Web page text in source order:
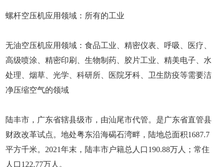
螺杆空压机应用领域：所有的工业
无油空压机应用领域：食品工业、精密仪表、呼吸、医疗、
高级喷涂、精密印刷、生物制药、胶片工业、精美电子、水
处理、烟草、光学、科研所、医院牙科、卫生防疫等需要洁
净压缩空气的领域
陆丰市，广东省辖县级市，由汕尾市代管。是广东省直管县
财政改革试点。地处粤东沿海碣石湾畔，陆地总面积1687.7
平方千米。2021年末，陆丰市户籍总人口190.88万人；常住
人口122.77万人。